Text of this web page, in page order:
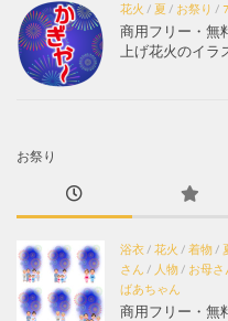
花火 / 夏 / お祭り /
商用フリー・無
上げ花火のイラ
お祭り
浴衣/ 花火 / 着物/
さん / 人物/ お母さ
ばあちゃん
商用フリー・無